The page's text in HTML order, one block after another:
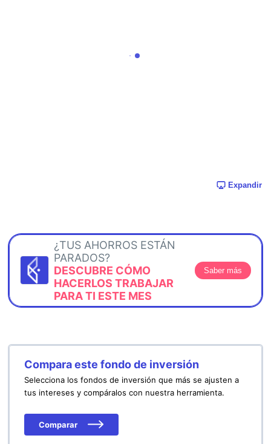
Expandir
¿TUS AHORROS ESTÁN
PARADOS?
DESCUBRE CÓMO
HACERLOS TRABAJAR
PARA TI ESTE MES
Saber más
Compara este fondo de inversión
Selecciona los fondos de inversión que más se ajusten a
tus intereses y compáralos con nuestra herramienta.
Comparar